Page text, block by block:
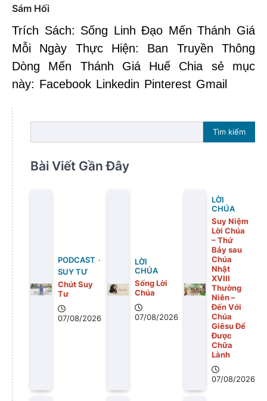
Sám Hối
Trích Sách: Sống Linh Đạo Mến Thánh Giá
Mỗi Ngày Thực Hiện: Ban Truyền Thông
Dòng Mến Thánh Giá Huế Chia sẻ mục
này: Facebook Linkedin Pinterest Gmail
Tìm kiếm
Bài Viết Gần Đây
PODCAST
SUY TƯ
Chút Suy
Tư
07/08/2026
LỜI
CHÚA
Sống Lời
Chúa
07/08/2026
LỜI
CHÚA
Suy Niệm
Lời Chúa
– Thứ
Bảy sau
Chúa
Nhật
XVIII
Thường
Niên –
Đến Với
Chúa
Giêsu Để
Được
Chữa
Lành
07/08/2026